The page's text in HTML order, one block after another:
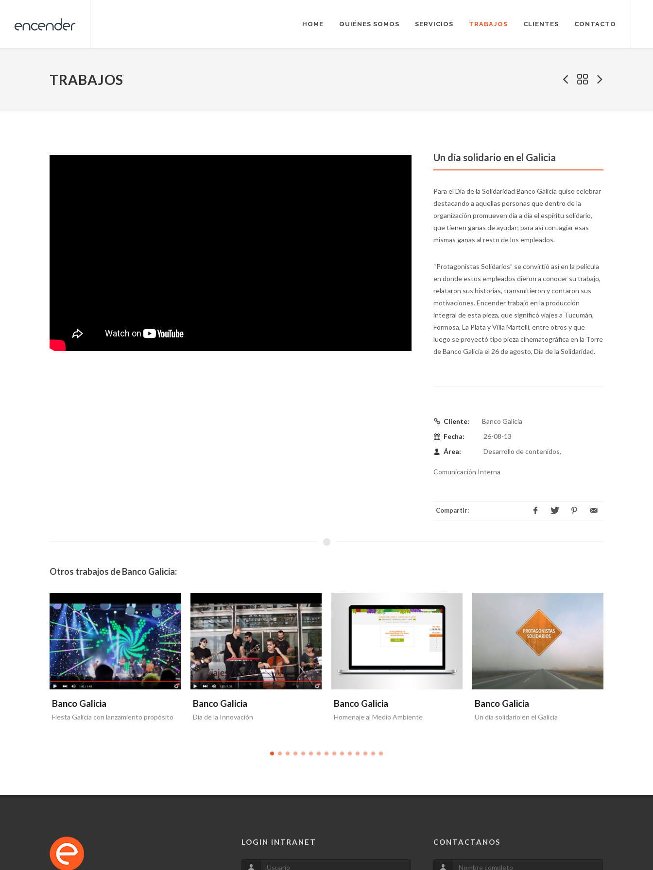
HOME QUIÉNES SOMOS SERVICIOS TRABAJOS CLIENTES CONTACTO
TRABAJOS
Un día solidario en el Galicia
Para el Día de la Solidaridad Banco Galicia quiso celebrar
destacando a aquellas personas que dentro de la
organización promueven día a día el espíritu solidario,
que tienen ganas de ayudar; para así contagiar esas
mismas ganas al resto de los empleados.
“Protagonistas Solidarios” se convirtió así en la película
en donde estos empleados dieron a conocer su trabajo,
relataron sus historias, transmitieron y contaron sus
motivaciones. Encender trabajó en la producción
integral de esta pieza, que significó viajes a Tucumán,
Formosa, La Plata y Villa Martelli, entre otros y que
luego se proyectó tipo pieza cinematográfica en la Torre
de Banco Galicia el 26 de agosto, Día de la Solidaridad.
Cliente:
Banco Galicia
Fecha:
26-08-13
Área:
Desarrollo de contenidos,
Comunicación Interna
Compartir:
Otros trabajos de Banco Galicia:
Banco Galicia
Fiesta Galicia con lanzamiento propósito
Banco Galicia
Día de la Innovación
Banco Galicia
Homenaje al Medio Ambiente
Banco Galicia
Un día solidario en el Galicia
LOGIN INTRANET CONTACTANOS